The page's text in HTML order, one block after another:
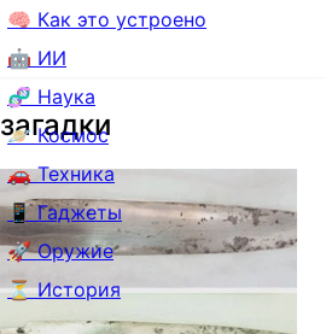
🧠 Как это устроено
🤖 ИИ
🧬 Наука
🪐 Космос
🚗 Техника
📱 Гаджеты
🚀 Оружие
⏳ История
загадки